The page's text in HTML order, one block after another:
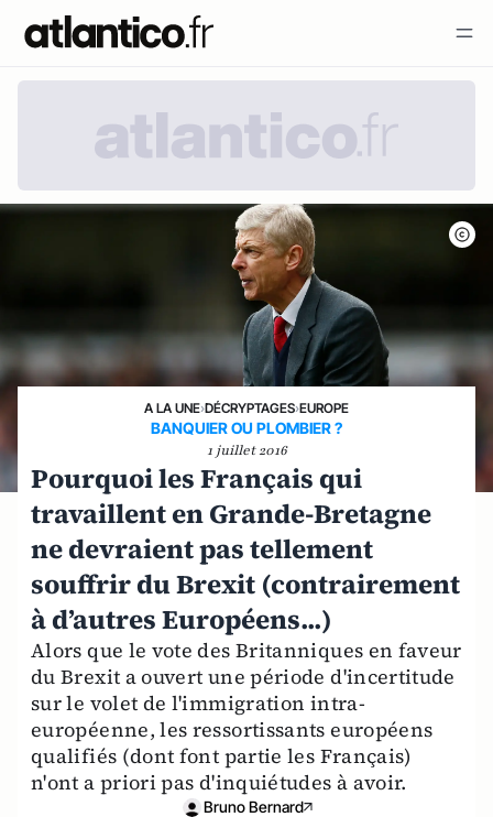
A LA UNE›DÉCRYPTAGES›EUROPE
BANQUIER OU PLOMBIER ?
1 juillet 2016
Pourquoi les Français qui
travaillent en Grande-Bretagne
ne devraient pas tellement
souffrir du Brexit (contrairement
à d’autres Européens...)
Alors que le vote des Britanniques en faveur
du Brexit a ouvert une période d'incertitude
sur le volet de l'immigration intra-
européenne, les ressortissants européens
qualifiés (dont font partie les Français)
n'ont a priori pas d'inquiétudes à avoir.
Bruno Bernard